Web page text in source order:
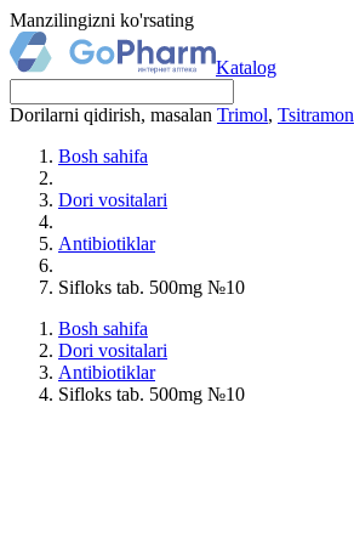
Manzilingizni ko'rsating
Katalog
Dorilarni qidirish, masalan Trimol, Tsitramon
Bosh sahifa
Dori vositalari
Antibiotiklar
Sifloks tab. 500mg №10
Bosh sahifa
Dori vositalari
Antibiotiklar
Sifloks tab. 500mg №10